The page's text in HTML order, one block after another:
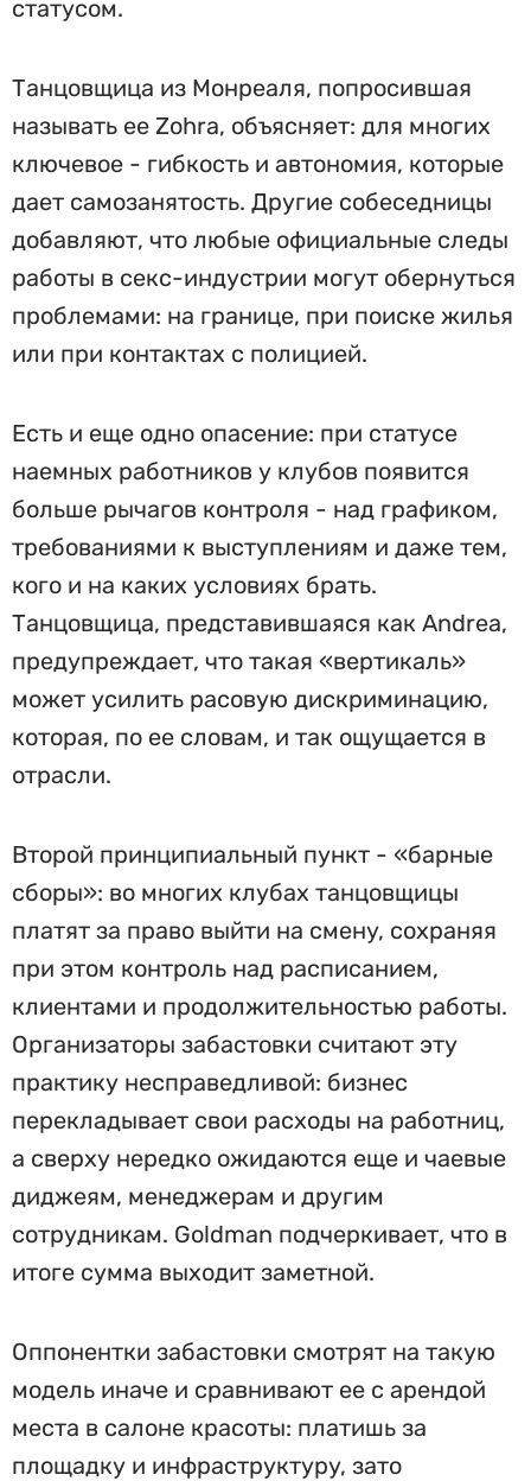
статусом.
Танцовщица из Монреаля, попросившая
называть ее Zohra, объясняет: для многих
ключевое - гибкость и автономия, которые
дает самозанятость. Другие собеседницы
добавляют, что любые официальные следы
работы в секс-индустрии могут обернуться
проблемами: на границе, при поиске жилья
или при контактах с полицией.
Есть и еще одно опасение: при статусе
наемных работников у клубов появится
больше рычагов контроля - над графиком,
требованиями к выступлениям и даже тем,
кого и на каких условиях брать.
Танцовщица, представившаяся как Andrea,
предупреждает, что такая «вертикаль»
может усилить расовую дискриминацию,
которая, по ее словам, и так ощущается в
отрасли.
Второй принципиальный пункт - «барные
сборы»: во многих клубах танцовщицы
платят за право выйти на смену, сохраняя
при этом контроль над расписанием,
клиентами и продолжительностью работы.
Организаторы забастовки считают эту
практику несправедливой: бизнес
перекладывает свои расходы на работниц,
а сверху нередко ожидаются еще и чаевые
диджеям, менеджерам и другим
сотрудникам. Goldman подчеркивает, что в
итоге сумма выходит заметной.
Оппонентки забастовки смотрят на такую
модель иначе и сравнивают ее с арендой
места в салоне красоты: платишь за
площадку и инфраструктуру, зато